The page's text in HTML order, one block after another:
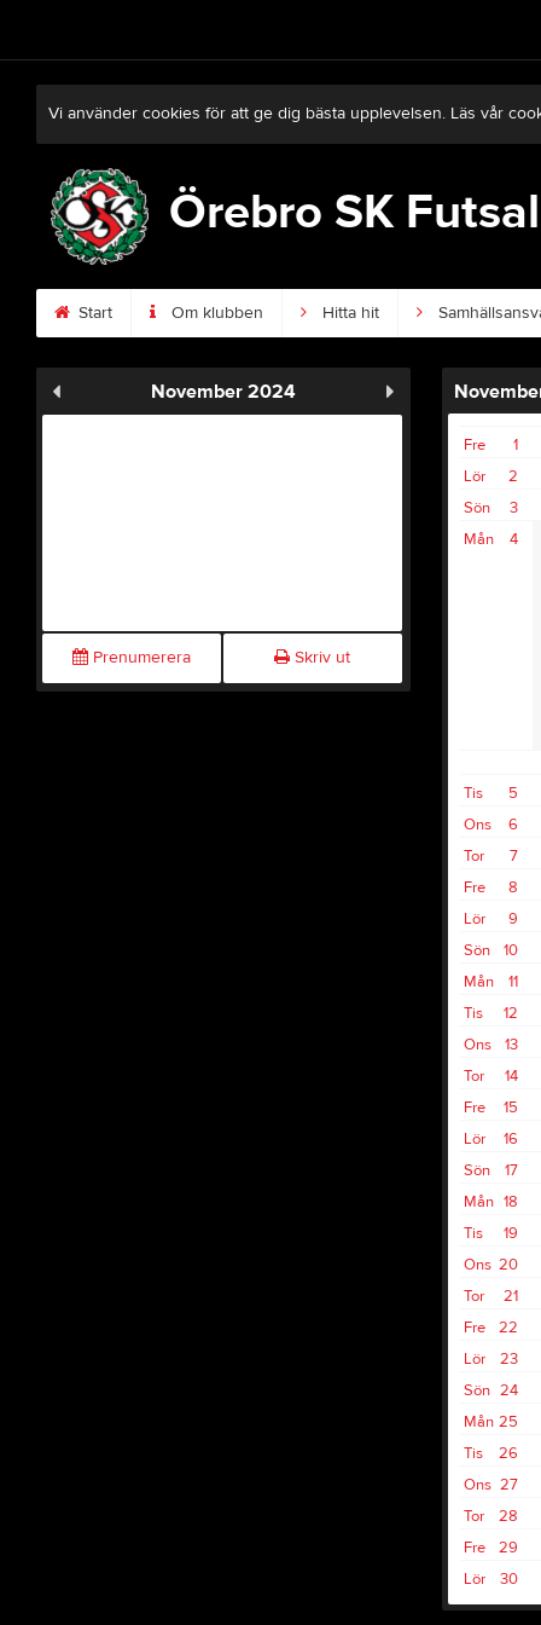
Vi använder cookies för att ge dig bästa upplevelsen. Läs vår
Örebro SK Futsal
Start Om klubben Hitta hit
November 2024
Prenumerera Skriv ut
1
Fre
2
Lör
3
Sön
4
Mån
5
Tis
6
Ons
7
Tor
8
Fre
9
Lör
10
Sön
11
Mån
12
Tis
13
Ons
14
Tor
15
Fre
16
Lör
17
Sön
18
Mån
19
Tis
20
Ons
21
Tor
22
Fre
23
Lör
24
Sön
25
Mån
26
Tis
27
Ons
28
Tor
29
Fre
30
Lör